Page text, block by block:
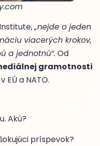
„nejde o jeden
viacerých krokov,
a jednotnú“. Od
gramotnosti
a NATO.
Akú?
príspevok?